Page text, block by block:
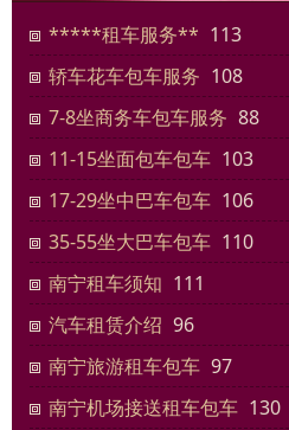
*****租车服务** 113
轿车花车包车服务 108
7-8坐商务车包车服务 88
11-15坐面包车包车 103
17-29坐中巴车包车 106
35-55坐大巴车包车 110
南宁租车须知 111
汽车租赁介绍 96
南宁旅游租车包车 97
南宁机场接送租车包车 130